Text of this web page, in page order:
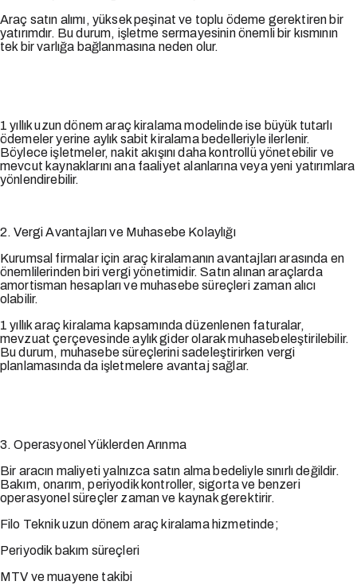
Araç satın alımı, yüksek peşinat ve toplu ödeme gerektiren bir
yatırımdır. Bu durum, işletme sermayesinin önemli bir kısmının
tek bir varlığa bağlanmasına neden olur.
1 yıllık uzun dönem araç kiralama modelinde ise büyük tutarlı
ödemeler yerine aylık sabit kiralama bedelleriyle ilerlenir.
Böylece işletmeler, nakit akışını daha kontrollü yönetebilir ve
mevcut kaynaklarını ana faaliyet alanlarına veya yeni yatırımlara
yönlendirebilir.
2. Vergi Avantajları ve Muhasebe Kolaylığı
Kurumsal firmalar için araç kiralamanın avantajları arasında en
önemlilerinden biri vergi yönetimidir. Satın alınan araçlarda
amortisman hesapları ve muhasebe süreçleri zaman alıcı
olabilir.
1 yıllık araç kiralama kapsamında düzenlenen faturalar,
mevzuat çerçevesinde aylık gider olarak muhasebeleştirilebilir.
Bu durum, muhasebe süreçlerini sadeleştirirken vergi
planlamasında da işletmelere avantaj sağlar.
3. Operasyonel Yüklerden Arınma
Bir aracın maliyeti yalnızca satın alma bedeliyle sınırlı değildir.
Bakım, onarım, periyodik kontroller, sigorta ve benzeri
operasyonel süreçler zaman ve kaynak gerektirir.
Filo Teknik uzun dönem araç kiralama hizmetinde;
Periyodik bakım süreçleri
MTV ve muayene takibi